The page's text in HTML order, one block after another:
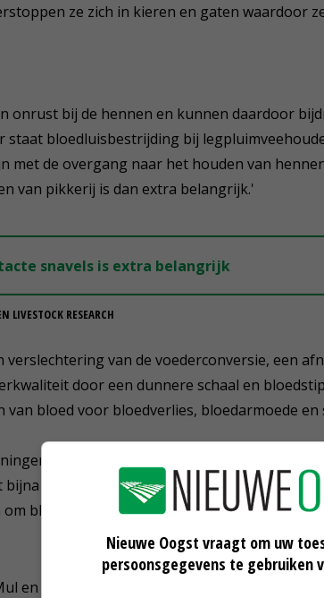
ze zich in kieren en gaten waardoor
onrust bij de hennen en kunnen daardoor
bloedluisbestrijding bij
met de overgang naar het houden van
van pikkerij is dan extra belangrijk.'
snavels is extra belangrijk
LIVESTOCK RESEARCH
van de voederconversie, een
door een dunnere schaal en
bloed voor bloedverlies, bloedarmoede en
Livestock Research geven aan dat de
45 cent per hen per jaar. 'En als je weet
bloedluis te bestrijden.'
en haar collega's een checklist met adviezen
Nieuwe Oogst vraagt om uw
persoonsgegevens te gebruiken